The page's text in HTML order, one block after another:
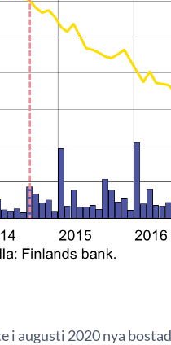
i augusti 2020 nya